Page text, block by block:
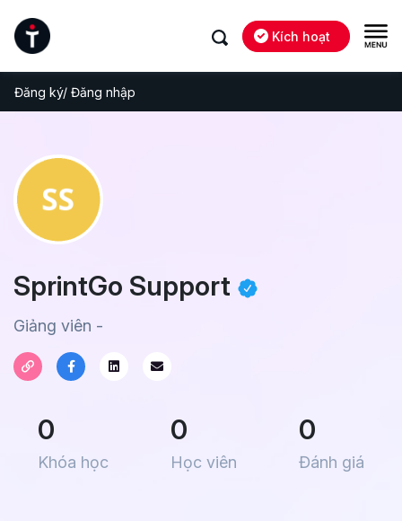
Kích hoạt
Đăng ký/ Đăng nhập
SprintGo Support
Giảng viên -
0
Khóa học
0
Học viên
0
Đánh giá